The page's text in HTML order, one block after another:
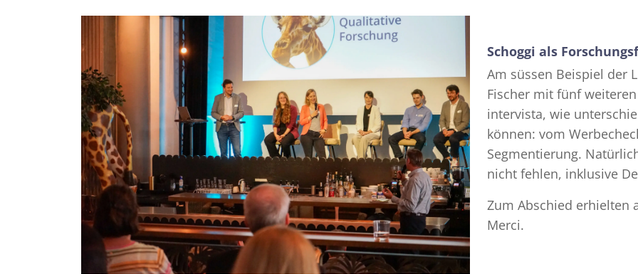
Schoggi als
Am süssen Beispiel der
Fischer mit fünf
intervista, wie
können: vom
Segmentierung.
nicht fehlen, inklusive
Zum Abschied erhielten
Merci.